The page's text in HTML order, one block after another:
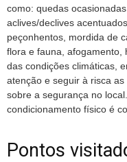
como: quedas
aclives/declives
peçonhentos, mordida de
flora e fauna, afogamento,
das condições climáticas,
atenção e seguir à risca
sobre a segurança no
condicionamento físico é
Pontos